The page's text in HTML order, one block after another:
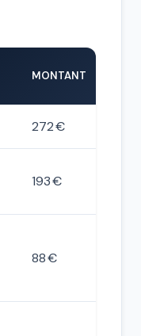
MONTANT
272 €
193 €
88 €